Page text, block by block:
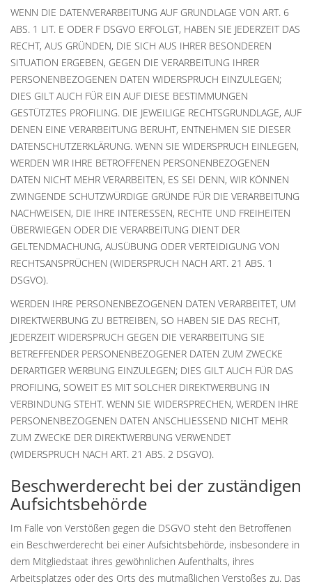
WENN DIE DATENVERARBEITUNG AUF GRUNDLAGE VON ART. 6
ABS. 1 LIT. E ODER F DSGVO ERFOLGT, HABEN SIE JEDERZEIT DAS
RECHT, AUS GRÜNDEN, DIE SICH AUS IHRER BESONDEREN
SITUATION ERGEBEN, GEGEN DIE VERARBEITUNG IHRER
PERSONENBEZOGENEN DATEN WIDERSPRUCH EINZULEGEN;
DIES GILT AUCH FÜR EIN AUF DIESE BESTIMMUNGEN
GESTÜTZTES PROFILING. DIE JEWEILIGE RECHTSGRUNDLAGE, AUF
DENEN EINE VERARBEITUNG BERUHT, ENTNEHMEN SIE DIESER
DATENSCHUTZERKLÄRUNG. WENN SIE WIDERSPRUCH EINLEGEN,
WERDEN WIR IHRE BETROFFENEN PERSONENBEZOGENEN
DATEN NICHT MEHR VERARBEITEN, ES SEI DENN, WIR KÖNNEN
ZWINGENDE SCHUTZWÜRDIGE GRÜNDE FÜR DIE VERARBEITUNG
NACHWEISEN, DIE IHRE INTERESSEN, RECHTE UND FREIHEITEN
ÜBERWIEGEN ODER DIE VERARBEITUNG DIENT DER
GELTENDMACHUNG, AUSÜBUNG ODER VERTEIDIGUNG VON
RECHTSANSPRÜCHEN (WIDERSPRUCH NACH ART. 21 ABS. 1
DSGVO).
WERDEN IHRE PERSONENBEZOGENEN DATEN VERARBEITET, UM
DIREKTWERBUNG ZU BETREIBEN, SO HABEN SIE DAS RECHT,
JEDERZEIT WIDERSPRUCH GEGEN DIE VERARBEITUNG SIE
BETREFFENDER PERSONENBEZOGENER DATEN ZUM ZWECKE
DERARTIGER WERBUNG EINZULEGEN; DIES GILT AUCH FÜR DAS
PROFILING, SOWEIT ES MIT SOLCHER DIREKTWERBUNG IN
VERBINDUNG STEHT. WENN SIE WIDERSPRECHEN, WERDEN IHRE
PERSONENBEZOGENEN DATEN ANSCHLIESSEND NICHT MEHR
ZUM ZWECKE DER DIREKTWERBUNG VERWENDET
(WIDERSPRUCH NACH ART. 21 ABS. 2 DSGVO).
Beschwerde­recht bei der zuständigen
Aufsichts­behörde
Im Falle von Verstößen gegen die DSGVO steht den Betroffenen
ein Beschwerderecht bei einer Aufsichtsbehörde, insbesondere in
dem Mitgliedstaat ihres gewöhnlichen Aufenthalts, ihres
Arbeitsplatzes oder des Orts des mutmaßlichen Verstoßes zu. Das